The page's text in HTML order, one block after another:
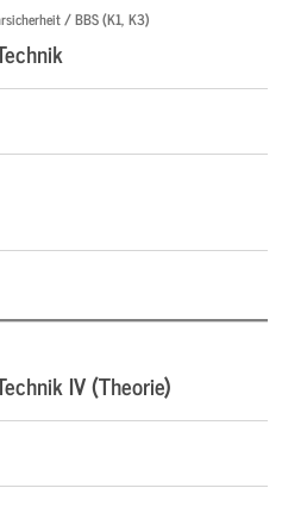
/ BBS (K1, K3)
IV (Theorie)